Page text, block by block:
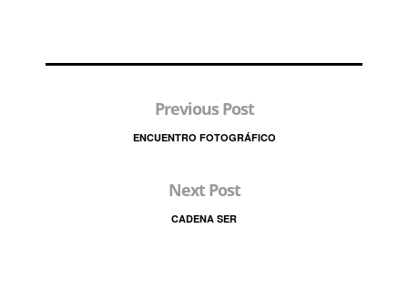
Previous Post
ENCUENTRO FOTOGRÁFICO
Next Post
CADENA SER